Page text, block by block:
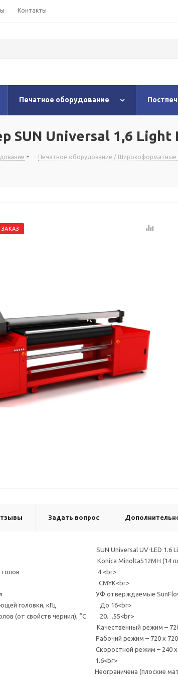
Контакты
Печатное оборудование
Universal 1,6 Light
- Печатное оборудование / Широкоформатные
Задать вопрос
Universal UV-LED 1.6
Konica Minolta512МН (14
голов 4 <br>
CMYK<br>
чернил УФ отверждаемые
головки, кГц До 16<br>
(от свойств чернил), °С 20…55<br>
Качественный режим – 720 x
– 720 x 720 dpi
режим – 240 x 720
м 1.6<br>
(плоские материалы: